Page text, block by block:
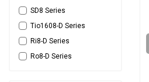
SD8 Series
Tio1608-D Series
Ri8-D Series
Ro8-D Series